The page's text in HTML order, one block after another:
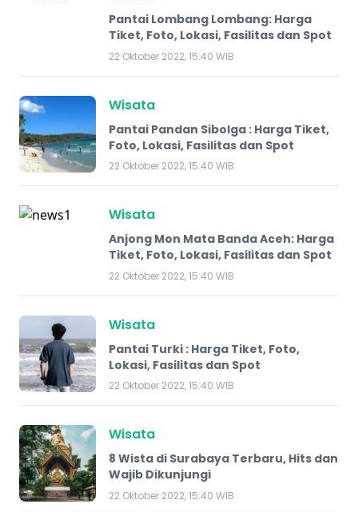
Pantai Lombang Lombang: Harga
Tiket, Foto, Lokasi, Fasilitas dan Spot
22 Oktober 2022, 15:40 WIB
Wisata
Pantai Pandan Sibolga : Harga Tiket,
Foto, Lokasi, Fasilitas dan Spot
22 Oktober 2022, 15:40 WIB
Wisata
Anjong Mon Mata Banda Aceh: Harga
Tiket, Foto, Lokasi, Fasilitas dan Spot
22 Oktober 2022, 15:40 WIB
Wisata
Pantai Turki : Harga Tiket, Foto,
Lokasi, Fasilitas dan Spot
22 Oktober 2022, 15:40 WIB
Wisata
8 Wista di Surabaya Terbaru, Hits dan
Wajib Dikunjungi
22 Oktober 2022, 15:40 WIB